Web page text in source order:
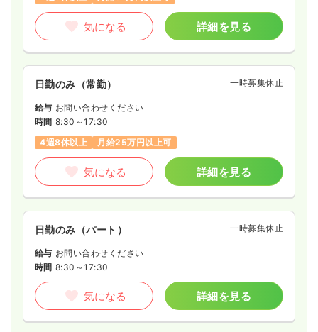
気になる 詳細を見る
日勤のみ（常勤） 一時募集休止
給与 お問い合わせください
時間 8:30～17:30
4週8休以上
月給25万円以上可
気になる 詳細を見る
日勤のみ（パート） 一時募集休止
給与 お問い合わせください
時間 8:30～17:30
気になる 詳細を見る